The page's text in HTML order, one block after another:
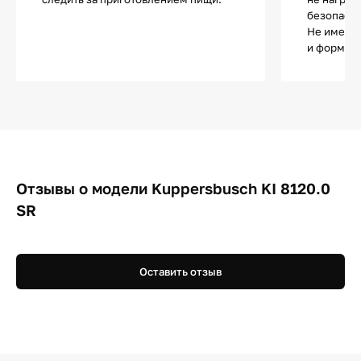
Не имеет
и форма
Отзывы о модели Kuppersbusch KI 8120.0
SR
Оставить отзыв